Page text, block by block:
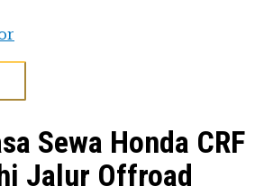
Sewa Honda CRF
Jalur Offroad